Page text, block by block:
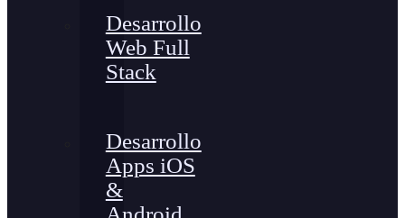
Desarrollo
Web Full
Stack
Desarrollo
Apps iOS
&